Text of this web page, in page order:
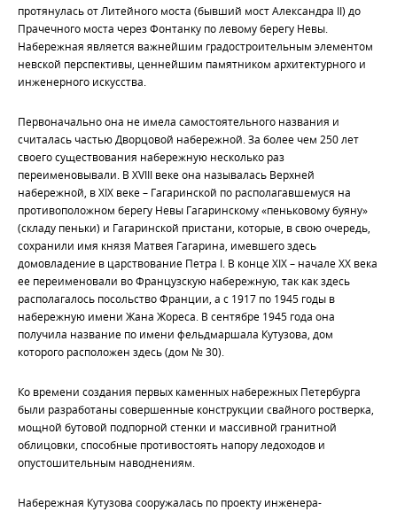
протянулась от Литейного моста (бывший мост Александра II) до
Прачечного моста через Фонтанку по левому берегу Невы.
Набережная является важнейшим градостроительным элементом
невской перспективы, ценнейшим памятником архитектурного и
инженерного искусства.
Первоначально она не имела самостоятельного названия и
считалась частью Дворцовой набережной. За более чем 250 лет
своего существования набережную несколько раз
переименовывали. В XVIII веке она называлась Верхней
набережной, в ХIХ веке – Гагаринской по располагавшемуся на
противоположном берегу Невы Гагаринскому «пеньковому буяну»
(складу пеньки) и Гагаринской пристани, которые, в свою очередь,
сохранили имя князя Матвея Гагарина, имевшего здесь
домовладение в царствование Петра I. В конце ХIХ – начале ХХ века
ее переименовали во Французскую набережную, так как здесь
располагалось посольство Франции, а с 1917 по 1945 годы в
набережную имени Жана Жореса. В сентябре 1945 года она
получила название по имени фельдмаршала Кутузова, дом
которого расположен здесь (дом № 30).
Ко времени создания первых каменных набережных Петербурга
были разработаны совершенные конструкции свайного ростверка,
мощной бутовой подпорной стенки и массивной гранитной
облицовки, способные противостоять напору ледоходов и
опустошительным наводнениям.
Набережная Кутузова сооружалась по проекту инженера-